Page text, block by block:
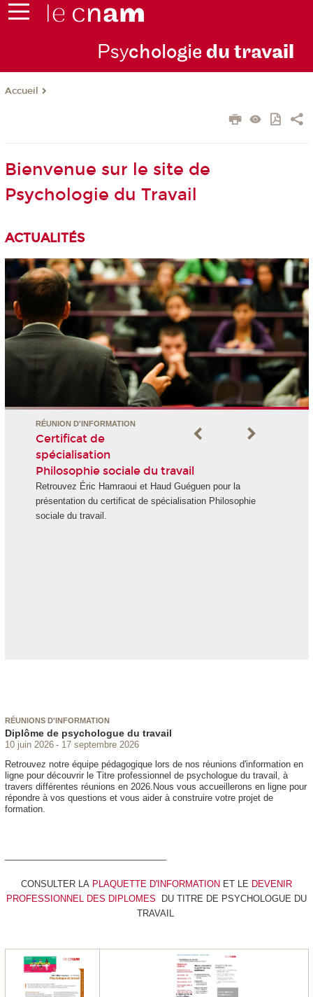
Psychologie du travail
Accueil
Bienvenue sur le site de
Psychologie du Travail
ACTUALITÉS
RÉUNION D'INFORMATION
Certificat de
spécialisation
Philosophie sociale du travail
Retrouvez Éric Hamraoui et Haud Guéguen pour la
présentation du certificat de spécialisation Philosophie
sociale du travail.
RÉUNIONS D'INFORMATION
Diplôme de psychologue du travail
10 juin 2026
17 septembre 2026
Retrouvez notre équipe pédagogique lors de nos réunions d'information en
ligne pour découvrir le Titre professionnel de psychologue du travail, à
travers différentes réunions en 2026.Nous vous accueillerons en ligne pour
répondre à vos questions et vous aider à construire votre projet de
formation.
CONSULTER LA PLAQUETTE D'INFORMATION ET LE DEVENIR
PROFESSIONNEL DES DIPLOMES
DU TITRE DE PSYCHOLOGUE DU
TRAVAIL